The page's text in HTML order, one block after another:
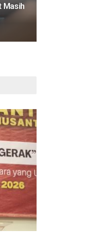
Masih